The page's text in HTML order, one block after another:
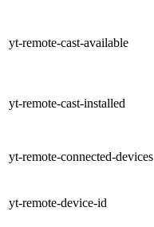
yt-remote-cast-available
yt-remote-cast-installed
yt-remote-connected-devices
yt-remote-device-id